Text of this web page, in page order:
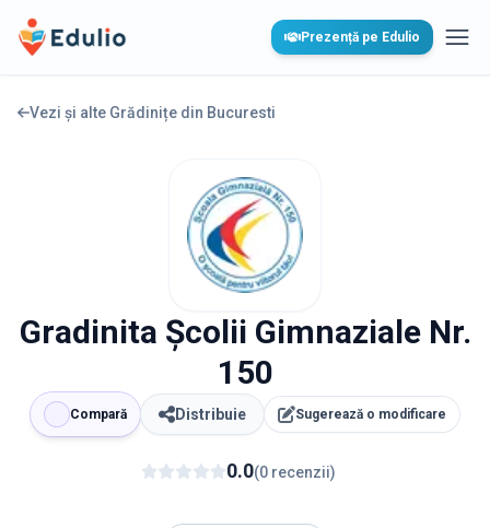
Edulio Prezență pe Edulio
Vezi și alte Grădinițe din Bucuresti
Gradinita Școlii Gimnaziale Nr.
150
Compară Distribuie Sugerează o modificare
0.0(0 recenzii)